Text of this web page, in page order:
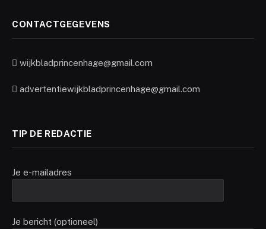
CONTACTGEGEVENS
wijkbladprincenhage@gmail.com
advertentiewijkbladprincenhage@gmail.com
TIP DE REDACTIE
Je e-mailadres
Je bericht (optioneel)